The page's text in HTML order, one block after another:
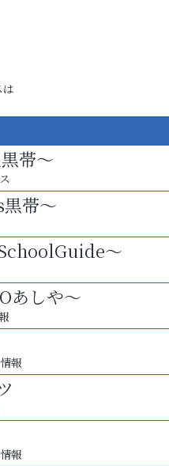
帯～
帯～
～
あしや～
報
報